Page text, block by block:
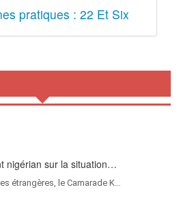
pratiques : 22 Et Six
nigérian sur la situation…
étrangères, le Camarade K…